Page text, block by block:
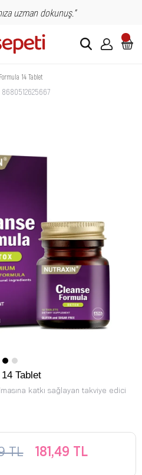
uzman dokunuş."
14 Tablet
8680512625667
Tablet
katkı sağlayan takviye edici
TL 181,49 TL